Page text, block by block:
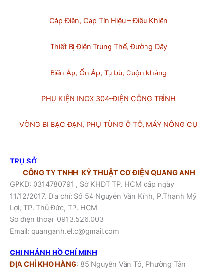
Cáp Điện, Cáp Tín Hiệu – Điều Khiển
Thiết Bị Điện Trung Thế, Đường Dây
Biến Áp, Ổn Áp, Tụ bù, Cuộn kháng
PHỤ KIỆN INOX 304-ĐIỆN CÔNG TRÌNH
VÒNG BI BẠC ĐẠN, PHỤ TÙNG Ô TÔ, MÁY NÔNG CỤ
TRỤ SỞ
CÔNG TY TNHH KỸ THUẬT CƠ ĐIỆN QUANG ANH
GPKD: 0314780791 , Sở KHĐT TP. HCM cấp ngày
11/12/2017. Địa chỉ: Số 54 Nguyễn Văn Kỉnh, P.Thạnh Mỹ
Lợi, TP. Thủ Đức, TP. HCM
Số điện thoại: 0913.526.003
Email: quanganh.eltc@gmail.com
CHI NHÁNH HỒ CHÍ MINH
ĐỊA CHỈ KHO HÀNG: 85 Nguyễn Văn Tố, Phường Tân